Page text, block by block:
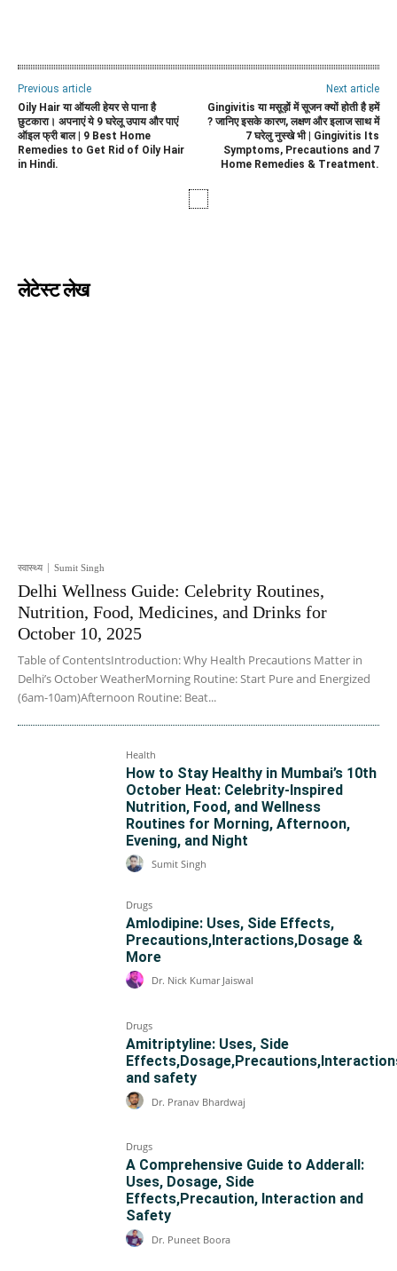
Previous article
Oily Hair या ऑयली हेयर से पाना है
छुटकारा। अपनाएं ये 9 घरेलू उपाय और पाएं
ऑइल फ्री बाल | 9 Best Home
Remedies to Get Rid of Oily Hair
in Hindi.
Next article
Gingivitis या मसूड़ों में सूजन क्यों होती है हमें
? जानिए इसके कारण, लक्षण और इलाज साथ में
7 घरेलु नुस्खे भी | Gingivitis Its
Symptoms, Precautions and 7
Home Remedies & Treatment.
लेटेस्ट लेख
स्वास्थ्य Sumit Singh
Delhi Wellness Guide: Celebrity Routines,
Nutrition, Food, Medicines, and Drinks for
October 10, 2025
Table of ContentsIntroduction: Why Health Precautions Matter in
Delhi’s October WeatherMorning Routine: Start Pure and Energized
(6am-10am)Afternoon Routine: Beat...
Health
How to Stay Healthy in Mumbai’s 10th
October Heat: Celebrity-Inspired
Nutrition, Food, and Wellness
Routines for Morning, Afternoon,
Evening, and Night
Sumit Singh
Drugs
Amlodipine: Uses, Side Effects,
Precautions,Interactions,Dosage &
More
Dr. Nick Kumar Jaiswal
Drugs
Amitriptyline: Uses, Side
and safety
Dr. Pranav Bhardwaj
Drugs
A Comprehensive Guide to Adderall:
Uses, Dosage, Side
Effects,Precaution, Interaction and
Safety
Dr. Puneet Boora